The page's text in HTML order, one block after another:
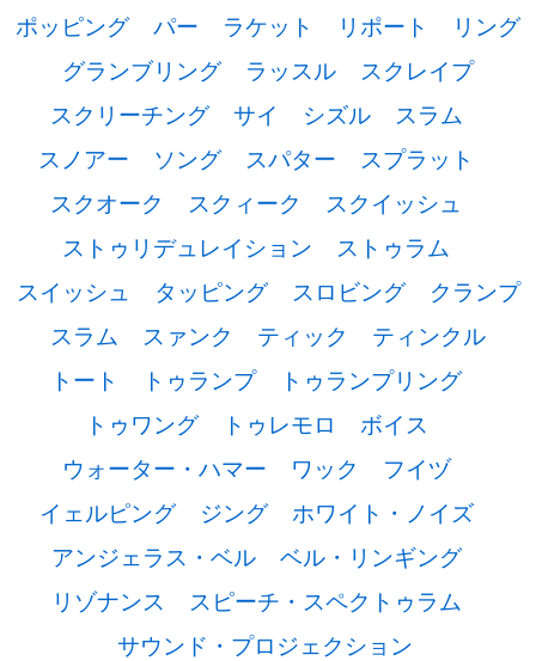
ポッピング
パー ラケット リポート
リング
グランブリング
ラッスル
スクレイプ
スクリーチング
サイ シズル
スラム
スノアー
ソング スパター
スプラット
スクオーク
スクィーク
スクイッシュ
ストゥリデュレイション
ストゥラム
スイッシュ
タッピング スロビング
クランプ
スラム
スァンク ティック
ティンクル
トート
トゥランプ
トゥランプリング
トゥワング
トゥレモロ
ボイス
ウォーター・ハマー
ワック
フイヅ
イェルピング
ジング
ホワイト・ノイズ
アンジェラス・ベル
ベル・リンギング
リゾナンス
スピーチ・スペクトゥラム
サウンド・プロジェクション